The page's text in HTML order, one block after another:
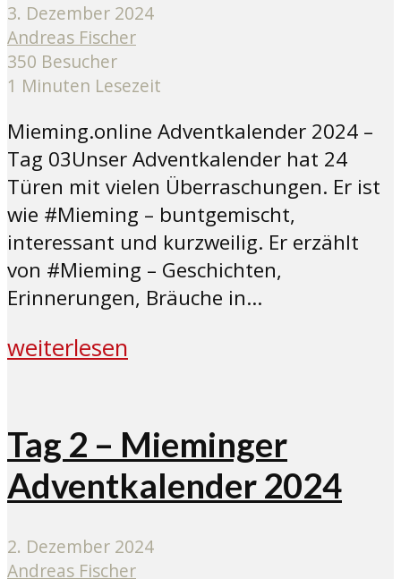
3. Dezember 2024
Andreas Fischer
350 Besucher
1 Minuten Lesezeit
Mieming.online Adventkalender 2024 –
Tag 03Unser Adventkalender hat 24
Türen mit vielen Überraschungen. Er ist
wie #Mieming – buntgemischt,
interessant und kurzweilig. Er erzählt
von #Mieming – Geschichten,
Erinnerungen, Bräuche in...
weiterlesen
Tag 2 – Mieminger
Adventkalender 2024
2. Dezember 2024
Andreas Fischer